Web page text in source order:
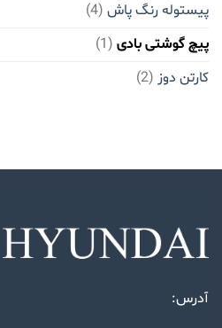
پیستوله رنگ پاش (4)
پیچ گوشتی بادی (1)
کارتن دوز (2)
آدرس: